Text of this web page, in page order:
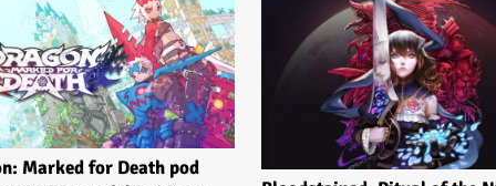
Marked for Death pod